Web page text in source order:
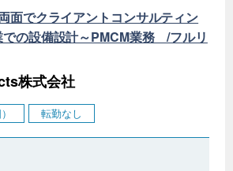
面でクライアントコンサルティン
での設備設計～PMCM業務 /フルリ
株式会社
転勤なし